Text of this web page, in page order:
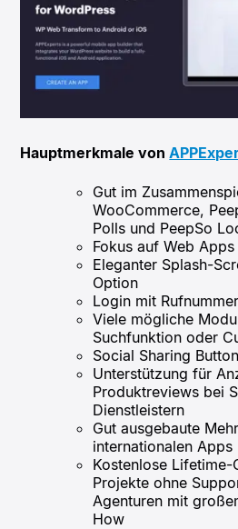
Hauptmerkmale von
Gut im
WooCommerce,
Polls und PeepSo
Fokus auf Web Apps
Eleganter Splash-
Option
Login mit
Viele mögliche
Suchfunktion oder
Social Sharing
Unterstützung für
Produktreviews bei
Dienstleistern
Gut ausgebaute
internationalen Apps
Kostenlose
Projekte ohne
Agenturen mit
How